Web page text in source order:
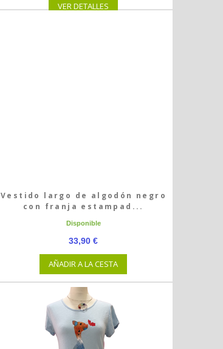
VER DETALLES
Vestido largo de algodón negro
con franja estampad...
Disponible
33,90 €
AÑADIR A LA CESTA